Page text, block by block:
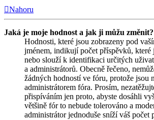
Nahoru
Jaká je moje hodnost a jak ji můžu změnit?
Hodnosti, které jsou zobrazeny pod
jménem, indikují počet příspěvků, které
nebo slouží k identifikaci určitých
a administrátorů. Obecně řečeno,
žádných hodností ve fóru, protože jsou
administrátorem fóra. Prosím,
přispíváním jen proto, abyste dosáhli
většině fór to nebude tolerováno a
administrátor jednoduše sníží váš počet